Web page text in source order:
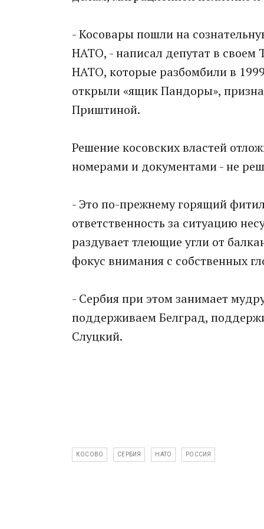
- Косовары пошли на
НАТО, - написал депутат в своем
НАТО, которые разбомбили в
открыли «ящик Пандоры»,
Приштиной.
Решение косовских властей
номерами и документами - не
- Это по-прежнему горящий
ответственность за ситуацию
раздувает тлеющие угли от
фокус внимания с собственных
- Сербия при этом занимает
поддерживаем Белград,
Слуцкий.
КОСОВО СЕРБИЯ НАТО РОССИЯ